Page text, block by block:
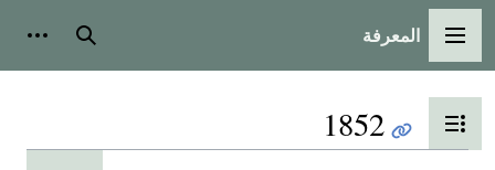
القائمة الرئيسية
المعرفة بحث
تبديل عرض جدول المحتويات
1852